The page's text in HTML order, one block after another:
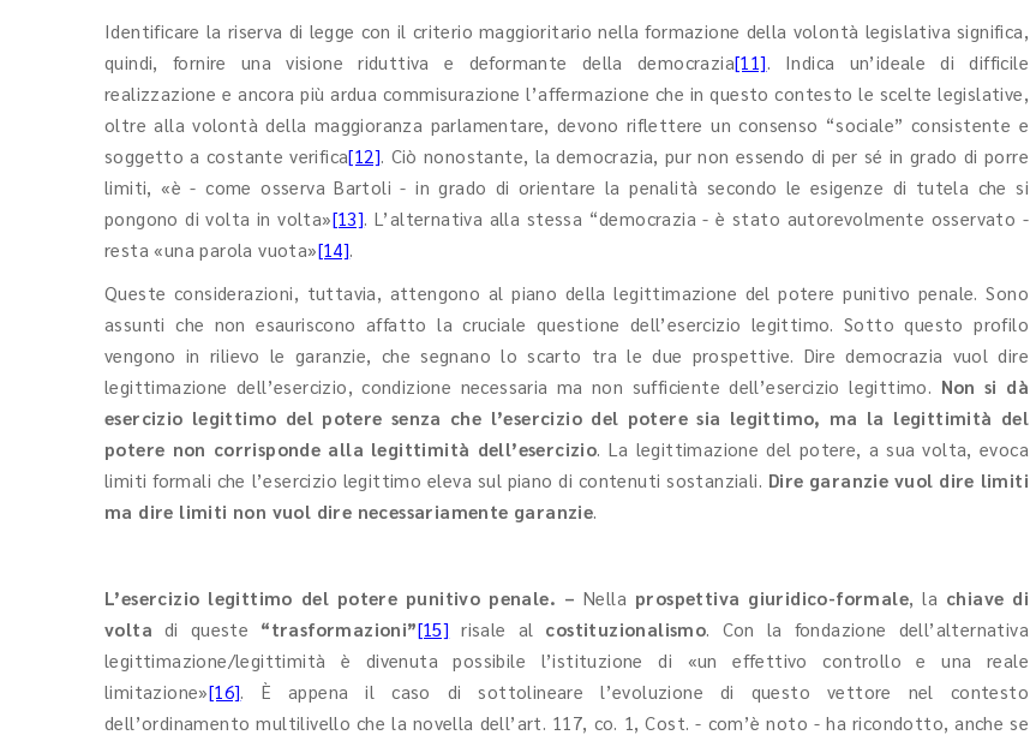
Identificare la riserva di legge con il criterio maggioritario nella formazione della volontà legislativa significa,
quindi, fornire una visione riduttiva e deformante della democrazia[11]. Indica un’ideale di difficile
realizzazione e ancora più ardua commisurazione l’affermazione che in questo contesto le scelte legislative,
oltre alla volontà della maggioranza parlamentare, devono riflettere un consenso “sociale” consistente e
soggetto a costante verifica[12]. Ciò nonostante, la democrazia, pur non essendo di per sé in grado di porre
limiti, «è - come osserva Bartoli - in grado di orientare la penalità secondo le esigenze di tutela che si
pongono di volta in volta»[13]. L’alternativa alla stessa “democrazia - è stato autorevolmente osservato -
resta «una parola vuota»[14].
Queste considerazioni, tuttavia, attengono al piano della legittimazione del potere punitivo penale. Sono
assunti che non esauriscono affatto la cruciale questione dell’esercizio legittimo. Sotto questo profilo
vengono in rilievo le garanzie, che segnano lo scarto tra le due prospettive. Dire democrazia vuol dire
legittimazione dell’esercizio, condizione necessaria ma non sufficiente dell’esercizio legittimo. Non si dà
esercizio legittimo del potere senza che l’esercizio del potere sia legittimo, ma la legittimità del
potere non corrisponde alla legittimità dell’esercizio. La legittimazione del potere, a sua volta, evoca
limiti formali che l’esercizio legittimo eleva sul piano di contenuti sostanziali. Dire garanzie vuol dire limiti
ma dire limiti non vuol dire necessariamente garanzie.
L’esercizio legittimo del potere punitivo penale. –Nella prospettiva giuridico-formale, la chiave di
volta di queste “trasformazioni”[15] risale al costituzionalismo. Con la fondazione dell’alternativa
legittimazione/legittimità è divenuta possibile l’istituzione di «un effettivo controllo e una reale
limitazione»[16]. È appena il caso di sottolineare l’evoluzione di questo vettore nel contesto
dell’ordinamento multilivello che la novella dell’art. 117, co. 1, Cost. - com’è noto - ha ricondotto, anche se